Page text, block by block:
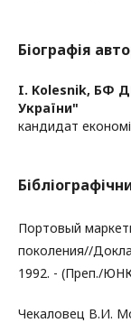
Біографія
I. Kolesnik, БФ
України"
кандидат
Портовый
поколения//
1992. - (Преп./
Чекаловец В.И.